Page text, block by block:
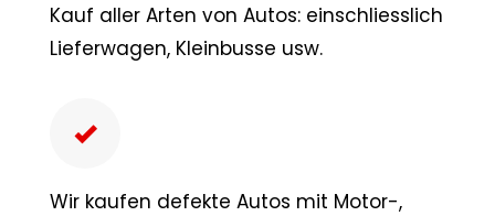
Kauf aller Arten von Autos: einschliesslich
Lieferwagen, Kleinbusse usw.
Wir kaufen defekte Autos mit Motor-,